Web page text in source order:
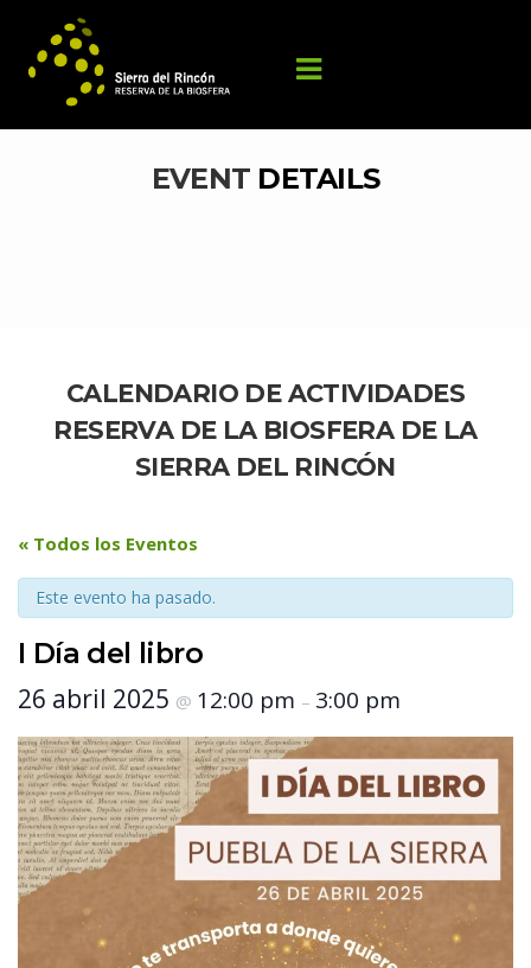
EVENT DETAILS
CALENDARIO DE ACTIVIDADES
RESERVA DE LA BIOSFERA DE LA
SIERRA DEL RINCÓN
« Todos los Eventos
Este evento ha pasado.
I Día del libro
26 abril 2025 @ 12:00 pm – 3:00 pm